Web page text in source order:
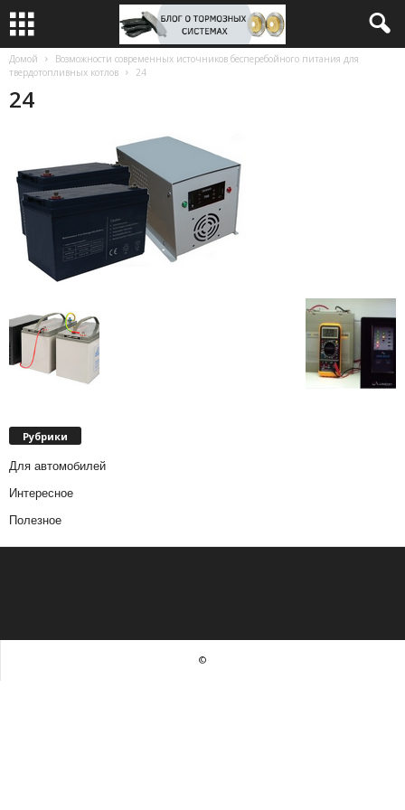
Домой
Возможности современных источников бесперебойного питания для
твердотопливных котлов
24
24
Рубрики
Для автомобилей
Интересное
Полезное
©